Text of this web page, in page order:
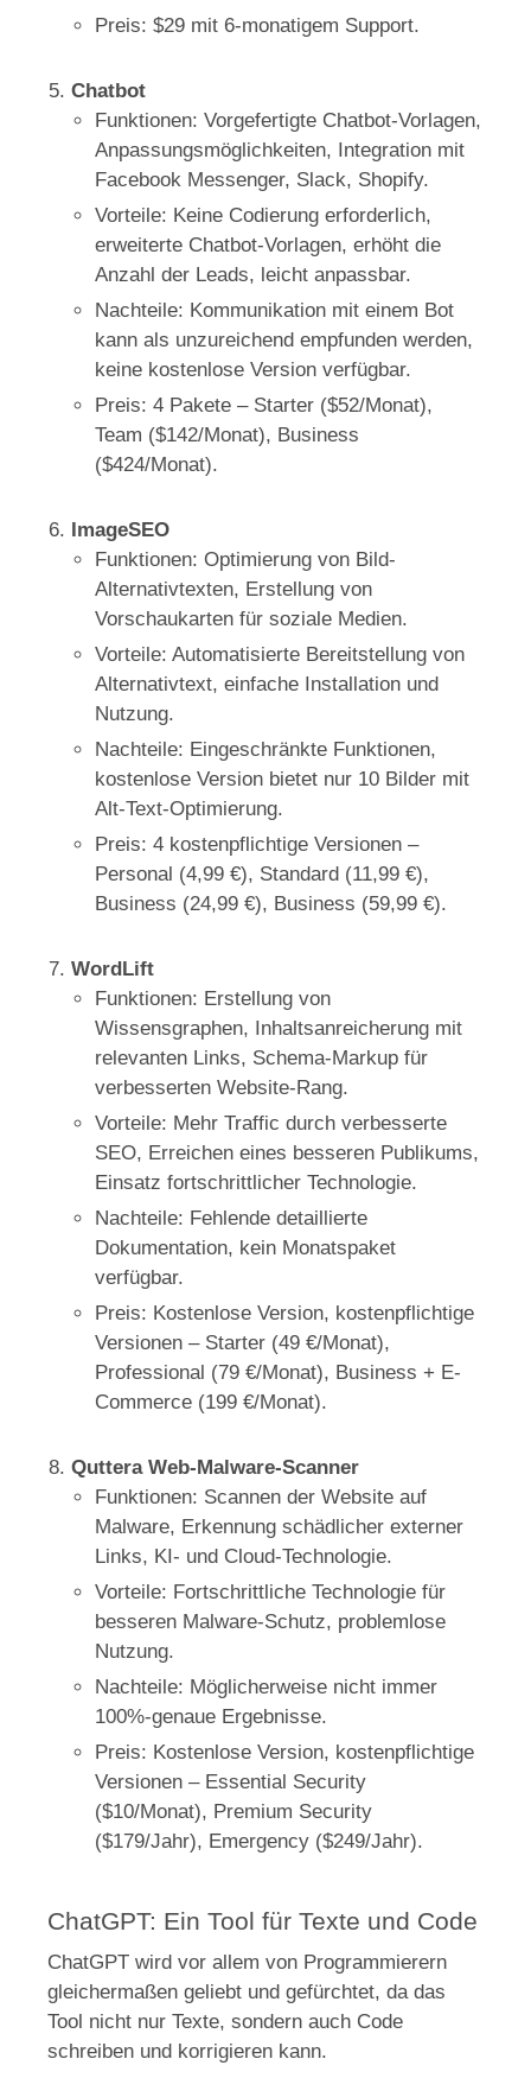
Preis: $29 mit 6-monatigem Support.
Chatbot
Funktionen: Vorgefertigte Chatbot-Vorlagen,
Anpassungsmöglichkeiten, Integration mit
Facebook Messenger, Slack, Shopify.
Vorteile: Keine Codierung erforderlich,
erweiterte Chatbot-Vorlagen, erhöht die
Anzahl der Leads, leicht anpassbar.
Nachteile: Kommunikation mit einem Bot
kann als unzureichend empfunden werden,
keine kostenlose Version verfügbar.
Preis: 4 Pakete – Starter ($52/Monat),
Team ($142/Monat), Business
($424/Monat).
ImageSEO
Funktionen: Optimierung von Bild-
Alternativtexten, Erstellung von
Vorschaukarten für soziale Medien.
Vorteile: Automatisierte Bereitstellung von
Alternativtext, einfache Installation und
Nutzung.
Nachteile: Eingeschränkte Funktionen,
kostenlose Version bietet nur 10 Bilder mit
Alt-Text-Optimierung.
Preis: 4 kostenpflichtige Versionen –
Personal (4,99 €), Standard (11,99 €),
Business (24,99 €), Business (59,99 €).
WordLift
Funktionen: Erstellung von
Wissensgraphen, Inhaltsanreicherung mit
relevanten Links, Schema-Markup für
verbesserten Website-Rang.
Vorteile: Mehr Traffic durch verbesserte
SEO, Erreichen eines besseren Publikums,
Einsatz fortschrittlicher Technologie.
Nachteile: Fehlende detaillierte
Dokumentation, kein Monatspaket
verfügbar.
Preis: Kostenlose Version, kostenpflichtige
Versionen – Starter (49 €/Monat),
Professional (79 €/Monat), Business + E-
Commerce (199 €/Monat).
Quttera Web-Malware-Scanner
Funktionen: Scannen der Website auf
Malware, Erkennung schädlicher externer
Links, KI- und Cloud-Technologie.
Vorteile: Fortschrittliche Technologie für
besseren Malware-Schutz, problemlose
Nutzung.
Nachteile: Möglicherweise nicht immer
100%-genaue Ergebnisse.
Preis: Kostenlose Version, kostenpflichtige
Versionen – Essential Security
($10/Monat), Premium Security
($179/Jahr), Emergency ($249/Jahr).
ChatGPT: Ein Tool für Texte und Code
ChatGPT wird vor allem von Programmierern
gleichermaßen geliebt und gefürchtet, da das
Tool nicht nur Texte, sondern auch Code
schreiben und korrigieren kann.